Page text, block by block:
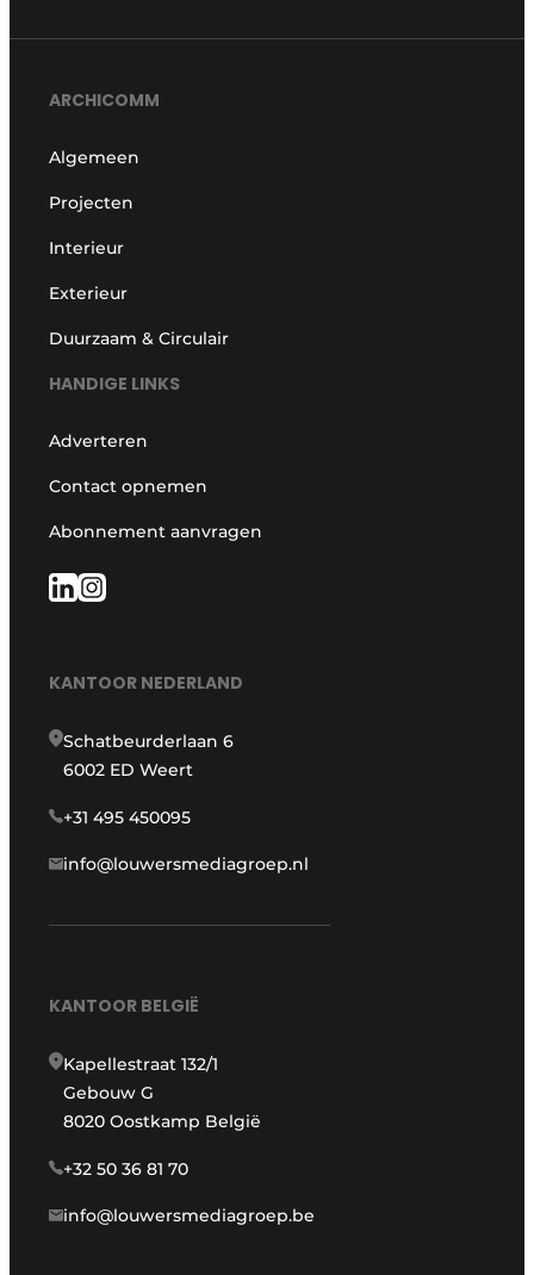
ARCHICOMM
Algemeen
Projecten
Interieur
Exterieur
Duurzaam & Circulair
HANDIGE LINKS
Adverteren
Contact opnemen
Abonnement aanvragen
KANTOOR NEDERLAND
Schatbeurderlaan 6
6002 ED Weert
+31 495 450095
info@louwersmediagroep.nl
KANTOOR BELGIË
Kapellestraat 132/1
Gebouw G
8020 Oostkamp België
+32 50 36 81 70
info@louwersmediagroep.be